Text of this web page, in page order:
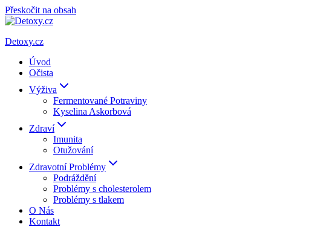
Přeskočit na obsah
Detoxy.cz
Úvod
Očista
Výživa
Fermentované Potraviny
Kyselina Askorbová
Zdraví
Imunita
Otužování
Zdravotní Problémy
Podráždění
Problémy s cholesterolem
Problémy s tlakem
O Nás
Kontakt